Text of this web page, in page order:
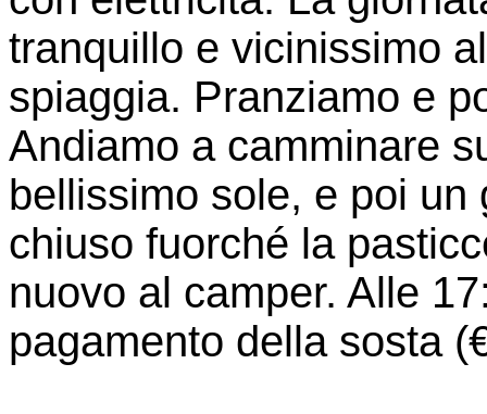
tranquillo e vicinissimo
spiaggia. Pranziamo e
Andiamo a camminare
bellissimo sole, e poi
chiuso fuorché la
nuovo al camper. Alle
pagamento della sosta